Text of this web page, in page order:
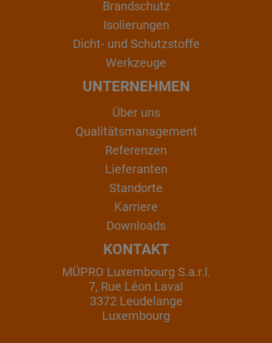
Brandschutz
Isolierungen
Dicht- und Schutzstoffe
Werkzeuge
UNTERNEHMEN
Über uns
Qualitätsmanagement
Referenzen
Lieferanten
Standorte
Karriere
Downloads
KONTAKT
MÜPRO Luxembourg S.a.r.l.
7, Rue Léon Laval
3372 Leudelange
Luxembourg